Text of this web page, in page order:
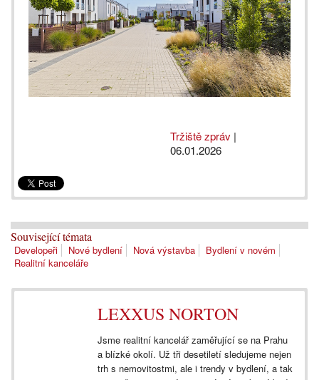
Tržiště zpráv |
06.01.2026
Související témata
Developeři Nové bydlení Nová výstavba
Bydlení v novém
Realitní kanceláře
LEXXUS NORTON
Jsme realitní kancelář zaměřující se na Prahu
a blízké okolí. Už tři desetiletí sledujeme nejen
trh s nemovitostmi, ale i trendy v bydlení, a tak